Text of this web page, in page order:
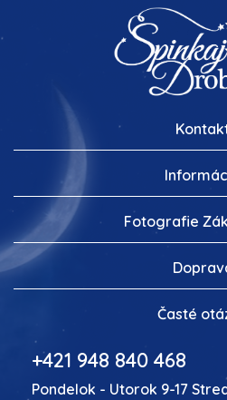
Fotografie
Časté
+421 948 840 468
Pondelok - Utorok 9-17